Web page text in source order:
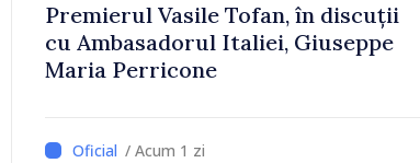
Premierul Vasile Tofan, în discuții
cu Ambasadorul Italiei, Giuseppe
Maria Perricone
/ Acum 1 zi